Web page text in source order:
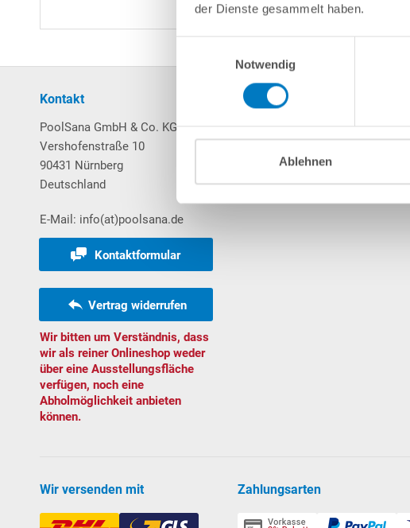
der Dienste gesammelt haben.
Notwendig
Ablehnen
Kontakt
PoolSana GmbH & Co. KG
Vershofenstraße 10
90431 Nürnberg
Deutschland
E-Mail: info(at)poolsana.de
Kontaktformular
Vertrag widerrufen
Wir bitten um Verständnis, dass
wir als reiner Onlineshop weder
über eine Ausstellungsfläche
verfügen, noch eine
Abholmöglichkeit anbieten
können.
Mein Konto
Warenkorb
Bestellungen
Wir versenden mit Zahlungsarten